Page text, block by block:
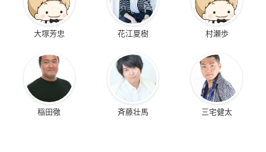
大塚芳忠 花江夏樹 村瀬歩
稲田徹 斉藤壮馬 三宅健太